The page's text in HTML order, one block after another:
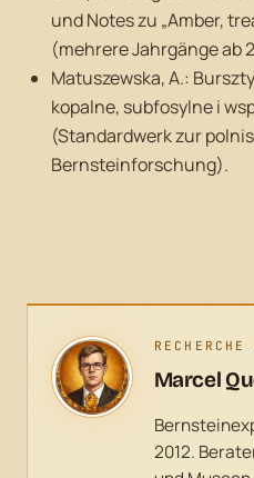
und Notes zu „Amber,
(mehrere Jahrgänge ab
Matuszewska, A.:
kopalne, subfosylne i
(Standardwerk zur
Bernsteinforschung).
Marcel
2012.